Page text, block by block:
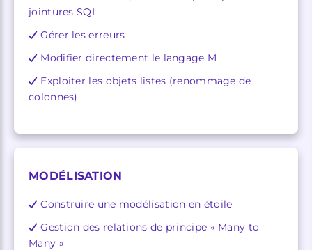
jointures SQL
Gérer les erreurs
Modifier directement le langage M
Exploiter les objets listes (renommage de
colonnes)
MODÉLISATION
Construire une modélisation en étoile
Gestion des relations de principe « Many to
Many »